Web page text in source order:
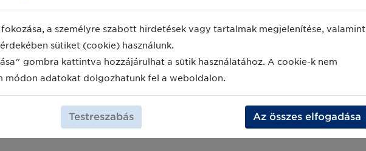
a személyre szabott hirdetések vagy tartalmak megjelenítése, valamint
sütiket (cookie) használunk.
gombra kattintva hozzájárulhat a sütik használatához. A cookie-k nem
módon adatokat dolgozhatunk fel a weboldalon.
Testreszabás Az összes elfogadása